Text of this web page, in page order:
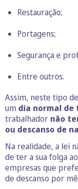
Restauração;
Portagens;
Segurança e
Entre outros.
Assim, neste tipo
um dia normal de
trabalhador não
ou descanso de
Na realidade, a lei
de ter a sua folga
empresas que
de descanso por